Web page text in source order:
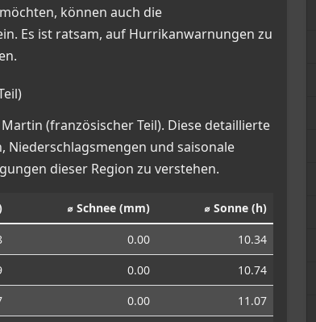
können auch die
Es ist ratsam, auf Hurrikanwarnungen zu
(französischer Teil). Diese detaillierte
Niederschlagsmengen und saisonale
dieser Region zu verstehen.
⌀ Schnee (mm) ⌀ Sonne (h)
0.00
10.34
0.00
10.74
0.00
11.07